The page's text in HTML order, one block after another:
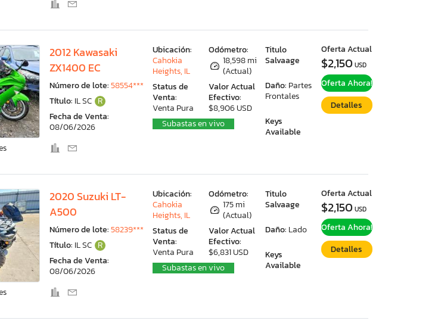
2012 Kawasaki
ZX1400 EC
Número de lote:58554***
Título: IL SC R
Fecha de Venta:
08/06/2026
Odómetro:
18,598 mi
(Actual)
Valor Actual
Efectivo:
$8,906 USD
Titulo
Salvaage
Daño: Partes
Frontales
Keys
Available
Ubicación:
Cahokia
Heights, IL
Status de
Venta:
Venta Pura
Subastas en vivo
Oferta Actual
$2,150USD
Oferta Ahora!
Detalles
2020 Suzuki LT-
A500
Número de lote:58239***
Título: IL SC R
Fecha de Venta:
08/06/2026
Odómetro:
175 mi
(Actual)
Valor Actual
Efectivo:
$6,831 USD
Titulo
Salvaage
Daño: Lado
Keys
Available
Ubicación:
Cahokia
Heights, IL
Status de
Venta:
Venta Pura
Subastas en vivo
Oferta Actual
$2,150USD
Oferta Ahora!
Detalles